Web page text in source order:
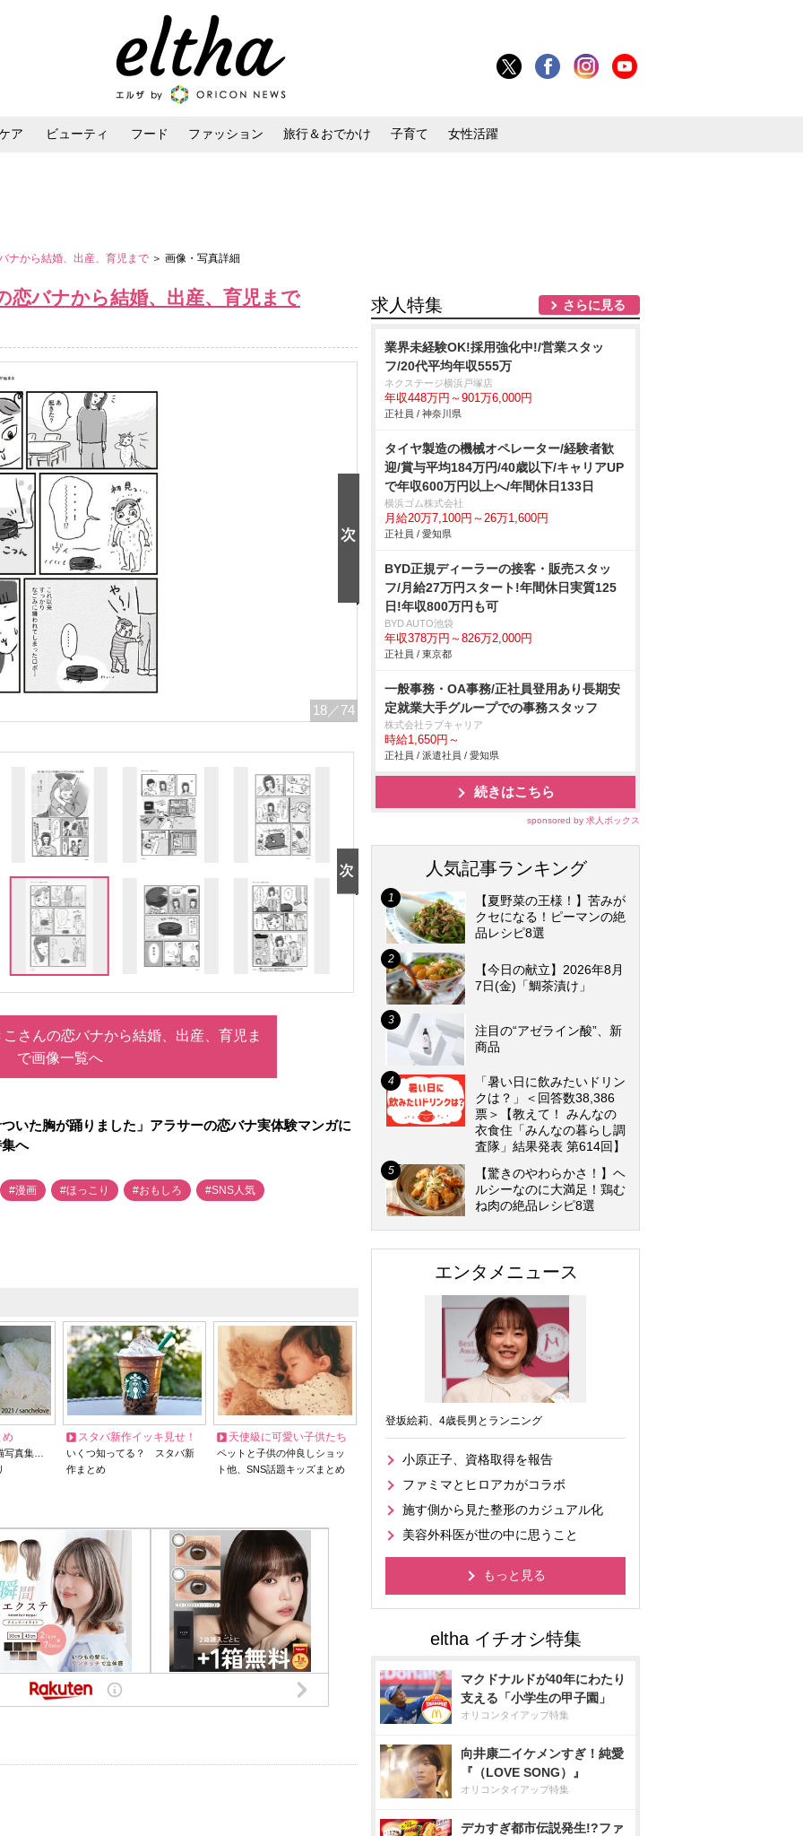
ア ビューティ フード ファッション 旅行＆おでかけ 子育て 女性活躍
ナから結婚、出産、育児まで ＞ 画像・写真詳細
恋バナから結婚、出産、育児まで
18 ／74
さんの恋バナから結婚、出産、育児ま
で画像一覧へ
いた胸が踊りました」アラサーの恋バナ実体験マンガに
へ
#漫画 #ほっこり #おもしろ #SNS人気
め
写真集…
スタバ新作イッキ見せ！
いくつ知ってる？ スタバ新
作まとめ
天使級に可愛い子供たち
ペットと子供の仲良しショッ
ト他、SNS話題キッズまとめ
求人特集 さらに見る
業界未経験OK!採用強化中!/営業スタッ
フ/20代平均年収555万
ネクステージ横浜戸塚店
年収448万円～901万6,000円
正社員 / 神奈川県
タイヤ製造の機械オペレーター/経験者歓
迎/賞与平均184万円/40歳以下/キャリアUP
で年収600万円以上へ/年間休日133日
横浜ゴム株式会社
月給20万7,100円～26万1,600円
正社員 / 愛知県
BYD正規ディーラーの接客・販売スタッ
フ/月給27万円スタート!年間休日実質125
日!年収800万円も可
BYD AUTO池袋
年収378万円～826万2,000円
正社員 / 東京都
一般事務・OA事務/正社員登用あり長期安
定就業大手グループでの事務スタッフ
株式会社ラブキャリア
時給1,650円～
正社員 / 派遣社員 / 愛知県
続きはこちら
sponsored by 求人ボックス
人気記事ランキング
【夏野菜の王様！】苦みが
クセになる！ピーマンの絶
品レシピ8選
【今日の献立】2026年8月
7日(金)「鯛茶漬け」
注目の“アゼライン酸”、新
商品
「暑い日に飲みたいドリン
クは？」＜回答数38,386
票＞【教えて！ みんなの
衣食住「みんなの暮らし調
査隊」結果発表 第614回】
【驚きのやわらかさ！】ヘ
ルシーなのに大満足！鶏む
ね肉の絶品レシピ8選
エンタメニュース
登坂絵莉、4歳長男とランニング
小原正子、資格取得を報告
ファミマとヒロアカがコラボ
施す側から見た整形のカジュアル化
美容外科医が世の中に思うこと
もっと見る
マクドナルドが40年にわたり
支える「小学生の甲子園」
オリコンタイアップ特集
向井康二イケメンすぎ！純愛
『（LOVE SONG）』
オリコンタイアップ特集
デカすぎ都市伝説発生!?ファ